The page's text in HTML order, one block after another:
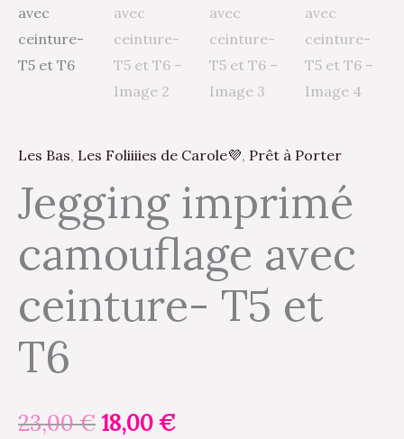
Les Bas, Les Foliiiies de Carole💜, Prêt à Porter
Jegging imprimé
camouflage avec
ceinture- T5 et
T6
23,00€18,00€